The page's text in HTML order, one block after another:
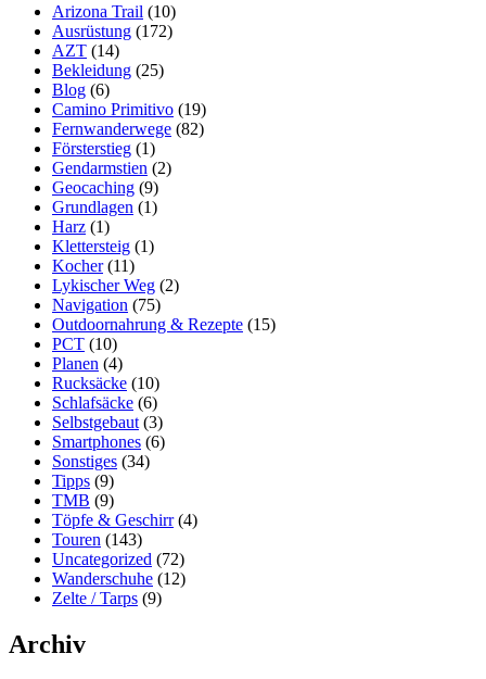
The
North
Cat’s
Arizona Trail (10)
Ausrüstung (172)
AZT (14)
Bekleidung (25)
Blog (6)
Camino Primitivo (19)
Fernwanderwege (82)
Försterstieg (1)
Gendarmstien (2)
Geocaching (9)
Grundlagen (1)
Harz (1)
Klettersteig (1)
Kocher(11)
Lykischer Weg (2)
Navigation (75)
Outdoornahrung & Rezepte (15)
PCT (10)
Planen (4)
Rucksäcke (10)
Schlafsäcke (6)
Selbstgebaut (3)
Smartphones (6)
Sonstiges (34)
Tipps (9)
TMB (9)
Töpfe & Geschirr(4)
Touren (143)
Uncategorized (72)
Wanderschuhe (12)
Zelte / Tarps (9)
Archiv